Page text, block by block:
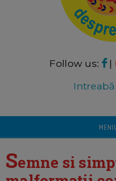
Follow us: |
Semne si